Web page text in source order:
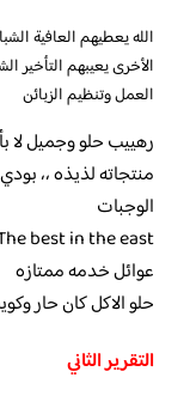
الله يعطيهم العافية
الأخرى يعيبهم
العمل وتنظيم الزبائن
رهييب حلو وجميل لا
منتجاته لذيذه ،،
الوجبات
عوائل خدمه ممتازه
حلو الاكل كان حار
التقرير الثاني